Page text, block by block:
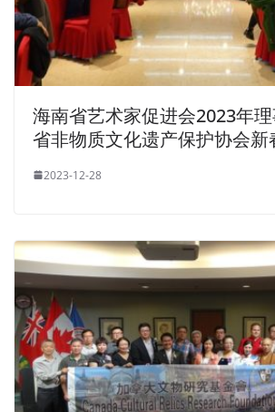
海南省艺术家促进会2023年
省非物质文化遗产保护协会新
2023-12-28